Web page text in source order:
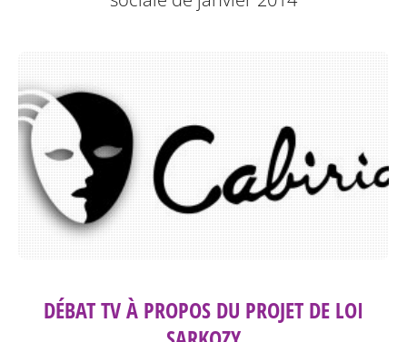
DÉBAT TV À PROPOS DU PROJET DE LOI